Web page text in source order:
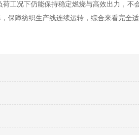
工况下仍能保持稳定燃烧与高效出力，不
保障纺织生产线连续运转，综合来看完全